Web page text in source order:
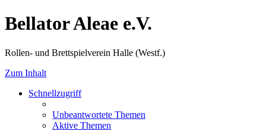
Bellator Aleae e.V.
Rollen- und Brettspielverein Halle (Westf.)
Zum Inhalt
Schnellzugriff
Unbeantwortete Themen
Aktive Themen